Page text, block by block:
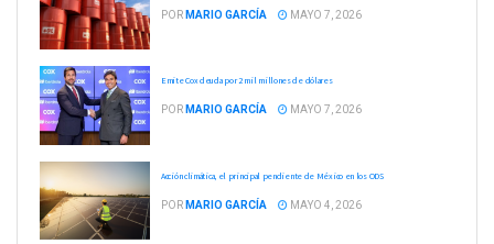
POR MARIO GARCÍA MAYO 7, 2026
Emite Cox deuda por 2 mil millones de dólares
POR MARIO GARCÍA MAYO 7, 2026
Acción climática, el principal pendiente de México en los ODS
POR MARIO GARCÍA MAYO 4, 2026